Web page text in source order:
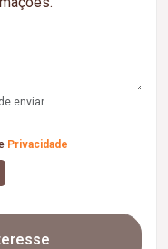
enviar.
Privacidade